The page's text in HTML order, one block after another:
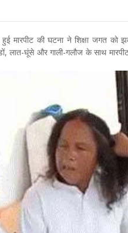
मारपीट की घटना ने शिक्षा जगत
लात-घूंसे और गाली-गलौज के साथ